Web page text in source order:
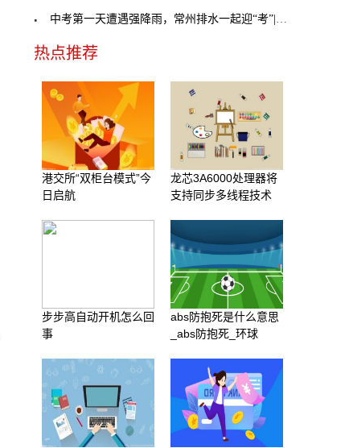
中考第一天遭遇强降雨，常州排水一起迎“考”|焦点
热点推荐
港交所“双柜台模式”今
日启航
龙芯3A6000处理器将
支持同步多线程技术
步步高自动开机怎么回
事
abs防抱死是什么意思
_abs防抱死_环球